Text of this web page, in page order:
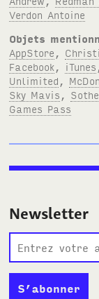
Verdon Antoine
Objets
AppStore
Facebook
iTunes
Unlimited
Sky Mavis
Games Pass
Newsletter